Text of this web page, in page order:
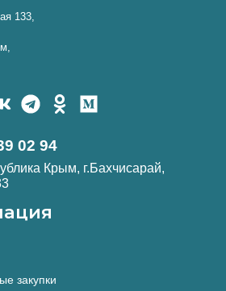
133,
02 94
Крым, г.Бахчисарай,
закупки